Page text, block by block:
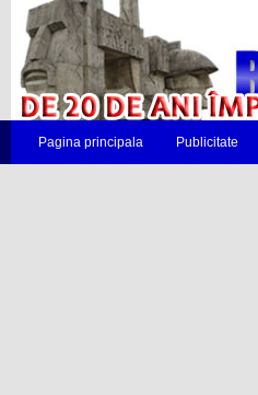
Pagina principala Publicitate